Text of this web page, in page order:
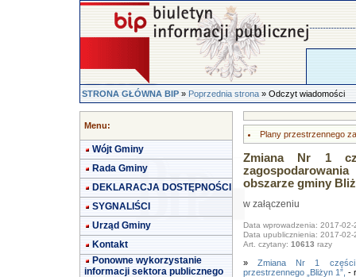
STRONA GŁÓWNA BIP»Poprzednia strona» Odczyt wiadomości
Menu:
Wójt Gminy
Rada Gminy
DEKLARACJA DOSTĘPNOŚCI
SYGNALIŚCI
Urząd Gminy
Kontakt
Ponowne wykorzystanie
informacji sektora publicznego
Plany przestrzennego
Zmiana Nr 1
obszarze gminy
w załączeniu
Data wprowadzenia: 2017-02-
Data upublicznienia: 2017-02-
Art. czytany: 10613 razy
» Zmiana Nr 1 części
przestrzennego „Bliżyn 1”, -